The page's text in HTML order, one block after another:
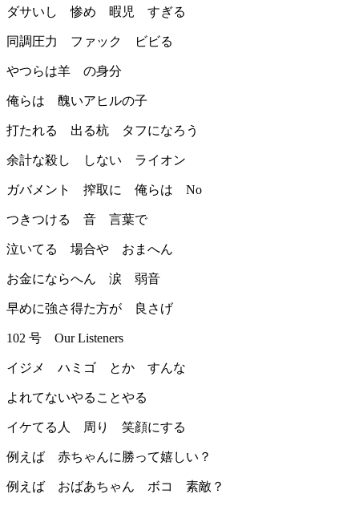
ダサいし 惨め 暇児 すぎる
同調圧力 ファック ビビる
やつらは羊 の身分
俺らは 醜いアヒルの子
打たれる 出る杭 タフになろう
余計な殺し しない ライオン
ガバメント 搾取に 俺らは No
つきつける 音 言葉で
泣いてる 場合や おまへん
お金にならへん 涙 弱音
早めに強さ得た方が 良さげ
102 号 Our Listeners
イジメ ハミゴ とか すんな
よれてないやることやる
イケてる人 周り 笑顔にする
例えば 赤ちゃんに勝って嬉しい？
例えば おばあちゃん ボコ 素敵？